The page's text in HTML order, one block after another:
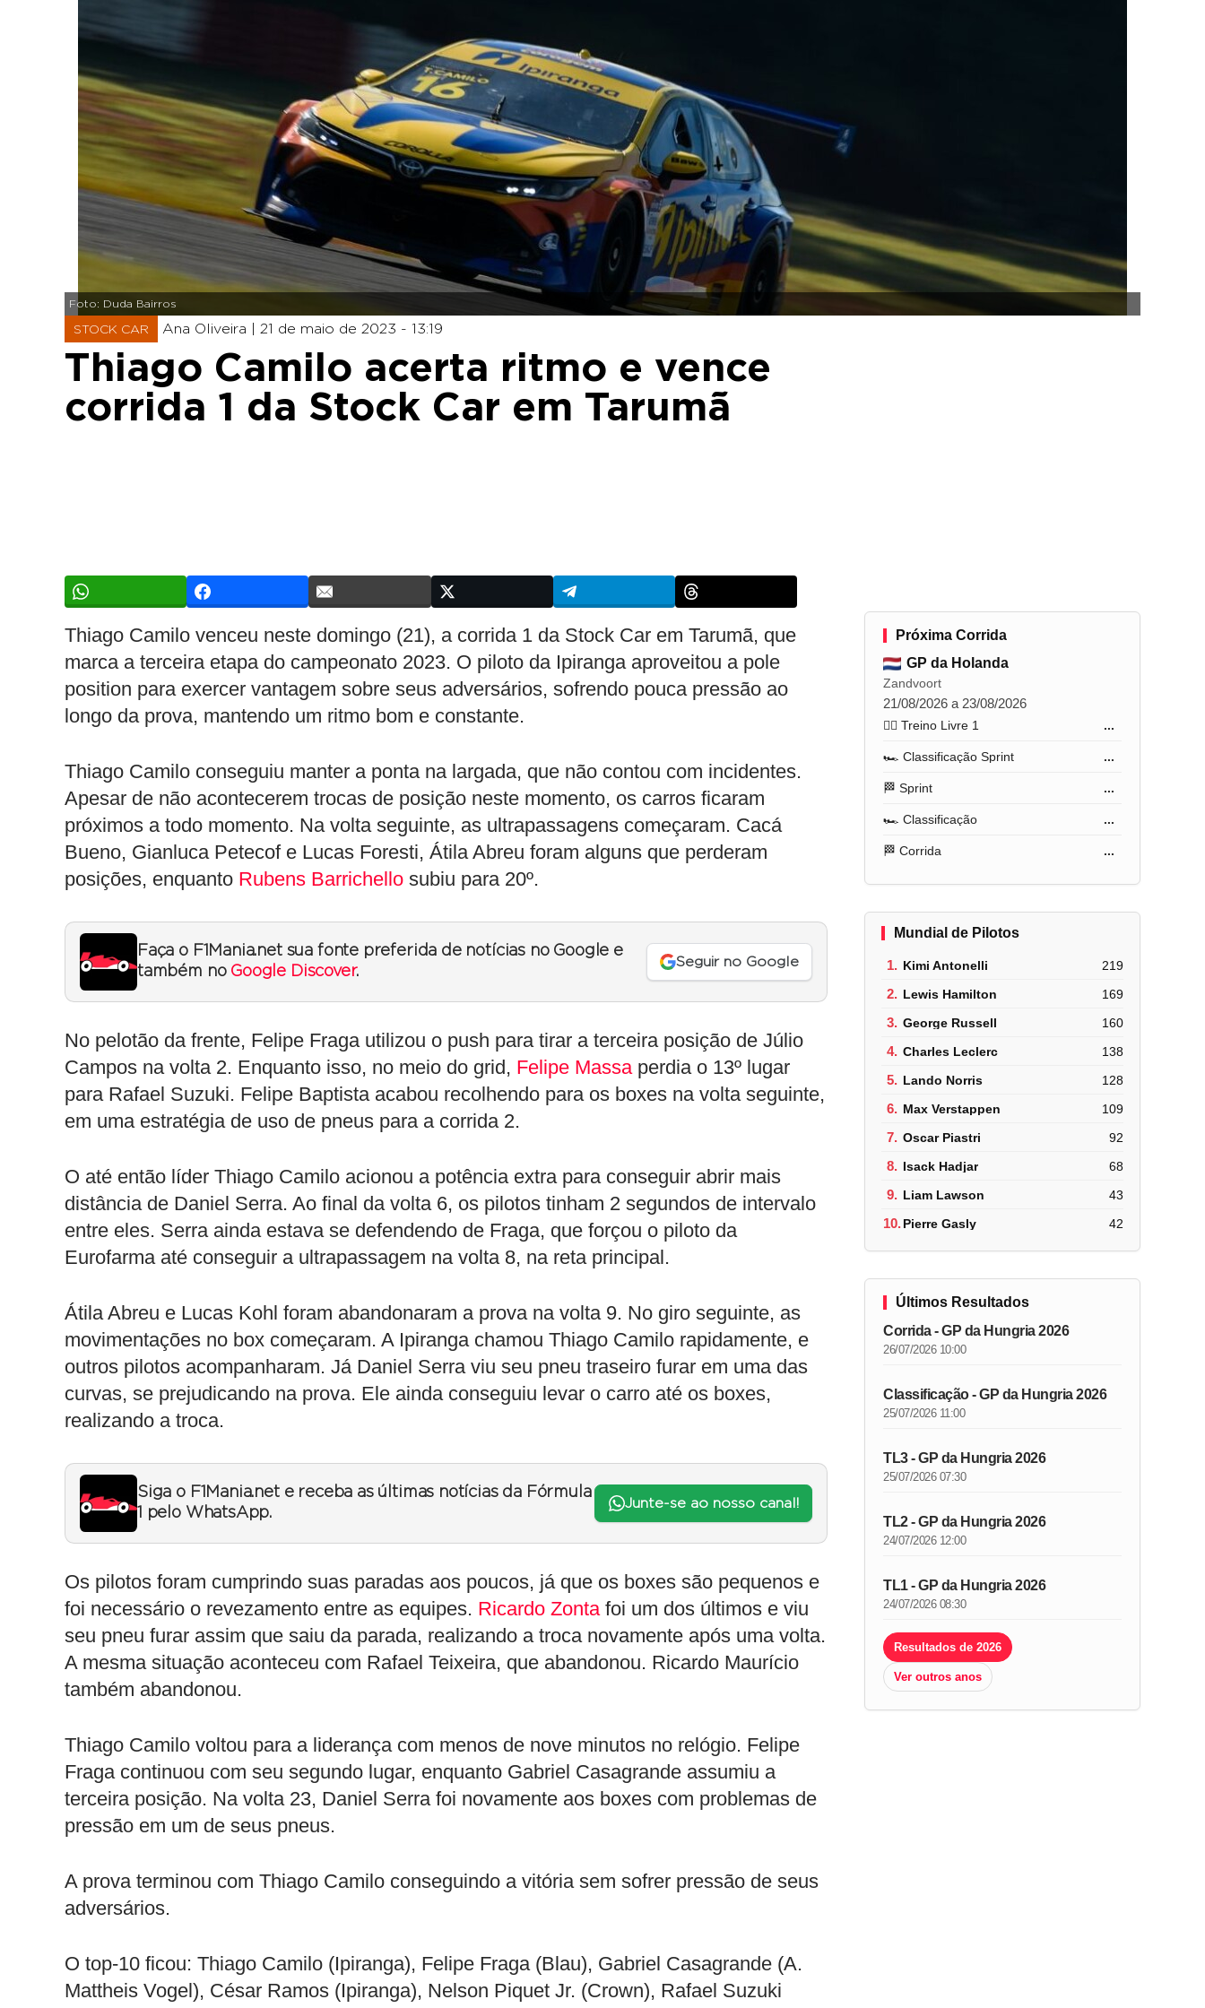
Foto: Duda Bairros
STOCK CAR Ana Oliveira | 21 de maio de 2023 - 13:19
Thiago Camilo acerta ritmo e vence
corrida 1 da Stock Car em Tarumã
Thiago Camilo venceu neste domingo (21), a corrida 1 da Stock Car em Tarumã, que
marca a terceira etapa do campeonato 2023. O piloto da Ipiranga aproveitou a pole
position para exercer vantagem sobre seus adversários, sofrendo pouca pressão ao
longo da prova, mantendo um ritmo bom e constante.
Thiago Camilo conseguiu manter a ponta na largada, que não contou com incidentes.
Apesar de não acontecerem trocas de posição neste momento, os carros ficaram
próximos a todo momento. Na volta seguinte, as ultrapassagens começaram. Cacá
Bueno, Gianluca Petecof e Lucas Foresti, Átila Abreu foram alguns que perderam
posições, enquanto Rubens Barrichello subiu para 20º.
Faça o F1Mania.net sua fonte preferida de notícias no Google e
também no Google Discover.
Seguir no Google
No pelotão da frente, Felipe Fraga utilizou o push para tirar a terceira posição de Júlio
Campos na volta 2. Enquanto isso, no meio do grid, Felipe Massaperdia o 13º lugar
para Rafael Suzuki. Felipe Baptista acabou recolhendo para os boxes na volta seguinte,
em uma estratégia de uso de pneus para a corrida 2.
O até então líder Thiago Camilo acionou a potência extra para conseguir abrir mais
distância de Daniel Serra. Ao final da volta 6, os pilotos tinham 2 segundos de intervalo
entre eles. Serra ainda estava se defendendo de Fraga, que forçou o piloto da
Eurofarma até conseguir a ultrapassagem na volta 8, na reta principal.
Átila Abreu e Lucas Kohl foram abandonaram a prova na volta 9. No giro seguinte, as
movimentações no box começaram. A Ipiranga chamou Thiago Camilo rapidamente, e
outros pilotos acompanharam. Já Daniel Serra viu seu pneu traseiro furar em uma das
curvas, se prejudicando na prova. Ele ainda conseguiu levar o carro até os boxes,
realizando a troca.
Siga o F1Mania.net e receba as últimas notícias da Fórmula
1 pelo WhatsApp.
Junte-se ao nosso canal!
Os pilotos foram cumprindo suas paradas aos poucos, já que os boxes são pequenos e
foi necessário o revezamento entre as equipes. Ricardo Zontafoi um dos últimos e viu
seu pneu furar assim que saiu da parada, realizando a troca novamente após uma volta.
A mesma situação aconteceu com Rafael Teixeira, que abandonou. Ricardo Maurício
também abandonou.
Thiago Camilo voltou para a liderança com menos de nove minutos no relógio. Felipe
Fraga continuou com seu segundo lugar, enquanto Gabriel Casagrande assumiu a
terceira posição. Na volta 23, Daniel Serra foi novamente aos boxes com problemas de
pressão em um de seus pneus.
A prova terminou com Thiago Camilo conseguindo a vitória sem sofrer pressão de seus
adversários.
O top-10 ficou: Thiago Camilo (Ipiranga), Felipe Fraga (Blau), Gabriel Casagrande (A.
Mattheis Vogel), César Ramos (Ipiranga), Nelson Piquet Jr. (Crown), Rafael Suzuki
Próxima Corrida
GP da Holanda
Zandvoort
21/08/2026 a 23/08/2026
🏋️‍♂️ Treino Livre 1 ...
🏎️ Classificação Sprint ...
🏁 Sprint ...
🏎️ Classificação ...
🏁 Corrida ...
Mundial de Pilotos
1. Kimi Antonelli 219
2. Lewis Hamilton 169
3. George Russell 160
4. Charles Leclerc 138
5. Lando Norris 128
6. Max Verstappen 109
7. Oscar Piastri 92
8. Isack Hadjar 68
9. Liam Lawson 43
10.Pierre Gasly 42
Últimos Resultados
Corrida - GP da Hungria 2026
26/07/2026 10:00
Classificação - GP da Hungria 2026
25/07/2026 11:00
TL3 - GP da Hungria 2026
25/07/2026 07:30
TL2 - GP da Hungria 2026
24/07/2026 12:00
TL1 - GP da Hungria 2026
24/07/2026 08:30
Resultados de 2026
Ver outros anos